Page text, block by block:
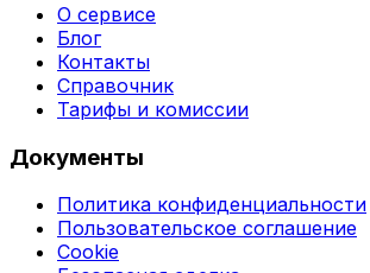
О сервисе
Блог
Контакты
Справочник
Тарифы и комиссии
Документы
Политика конфиденциальности
Пользовательское соглашение
Cookie